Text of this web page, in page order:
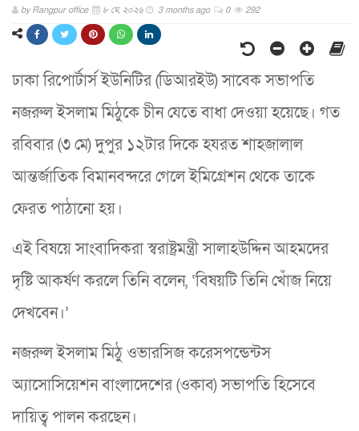
byRangpur office ৮ মে, ২০২৬ 3 months ago 0 292
ঢাকা রিপোর্টার্স ইউনিটির (ডিআরইউ) সাবেক সভাপতি
নজরুল ইসলাম মিঠুকে চীন যেতে বাধা দেওয়া হয়েছে। গত
রবিবার (৩ মে) দুপুর ১২টার দিকে হযরত শাহজালাল
আন্তর্জাতিক বিমানবন্দরে গেলে ইমিগ্রেশন থেকে তাকে
ফেরত পাঠানো হয়।
এই বিষয়ে সাংবাদিকরা স্বরাষ্ট্রমন্ত্রী সালাহউদ্দিন আহমদের
দৃষ্টি আকর্ষণ করলে তিনি বলেন, ‘বিষয়টি তিনি খোঁজ নিয়ে
দেখবেন।’
নজরুল ইসলাম মিঠু ওভারসিজ করেসপন্ডেন্টস
অ্যাসোসিয়েশন বাংলাদেশের (ওকাব) সভাপতি হিসেবে
দায়িত্ব পালন করছেন।